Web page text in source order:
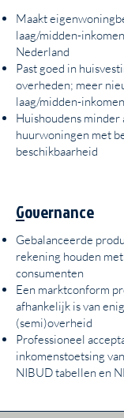
Maakt
laag/midden-
Nederland
Past goed in
overheden; meer
laag/midden-inkomen
Huishoudens minder
huurwoningen met
beschikbaarheid
Governance
Gebalanceerde
rekening houden
consumenten
Een marktconform
afhankelijk is van
(semi)overheid
Professioneel
inkomenstoetsing
NIBUD tabellen en